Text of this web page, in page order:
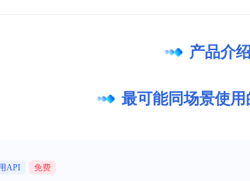
产品介绍
最可能同场景使
API 免费